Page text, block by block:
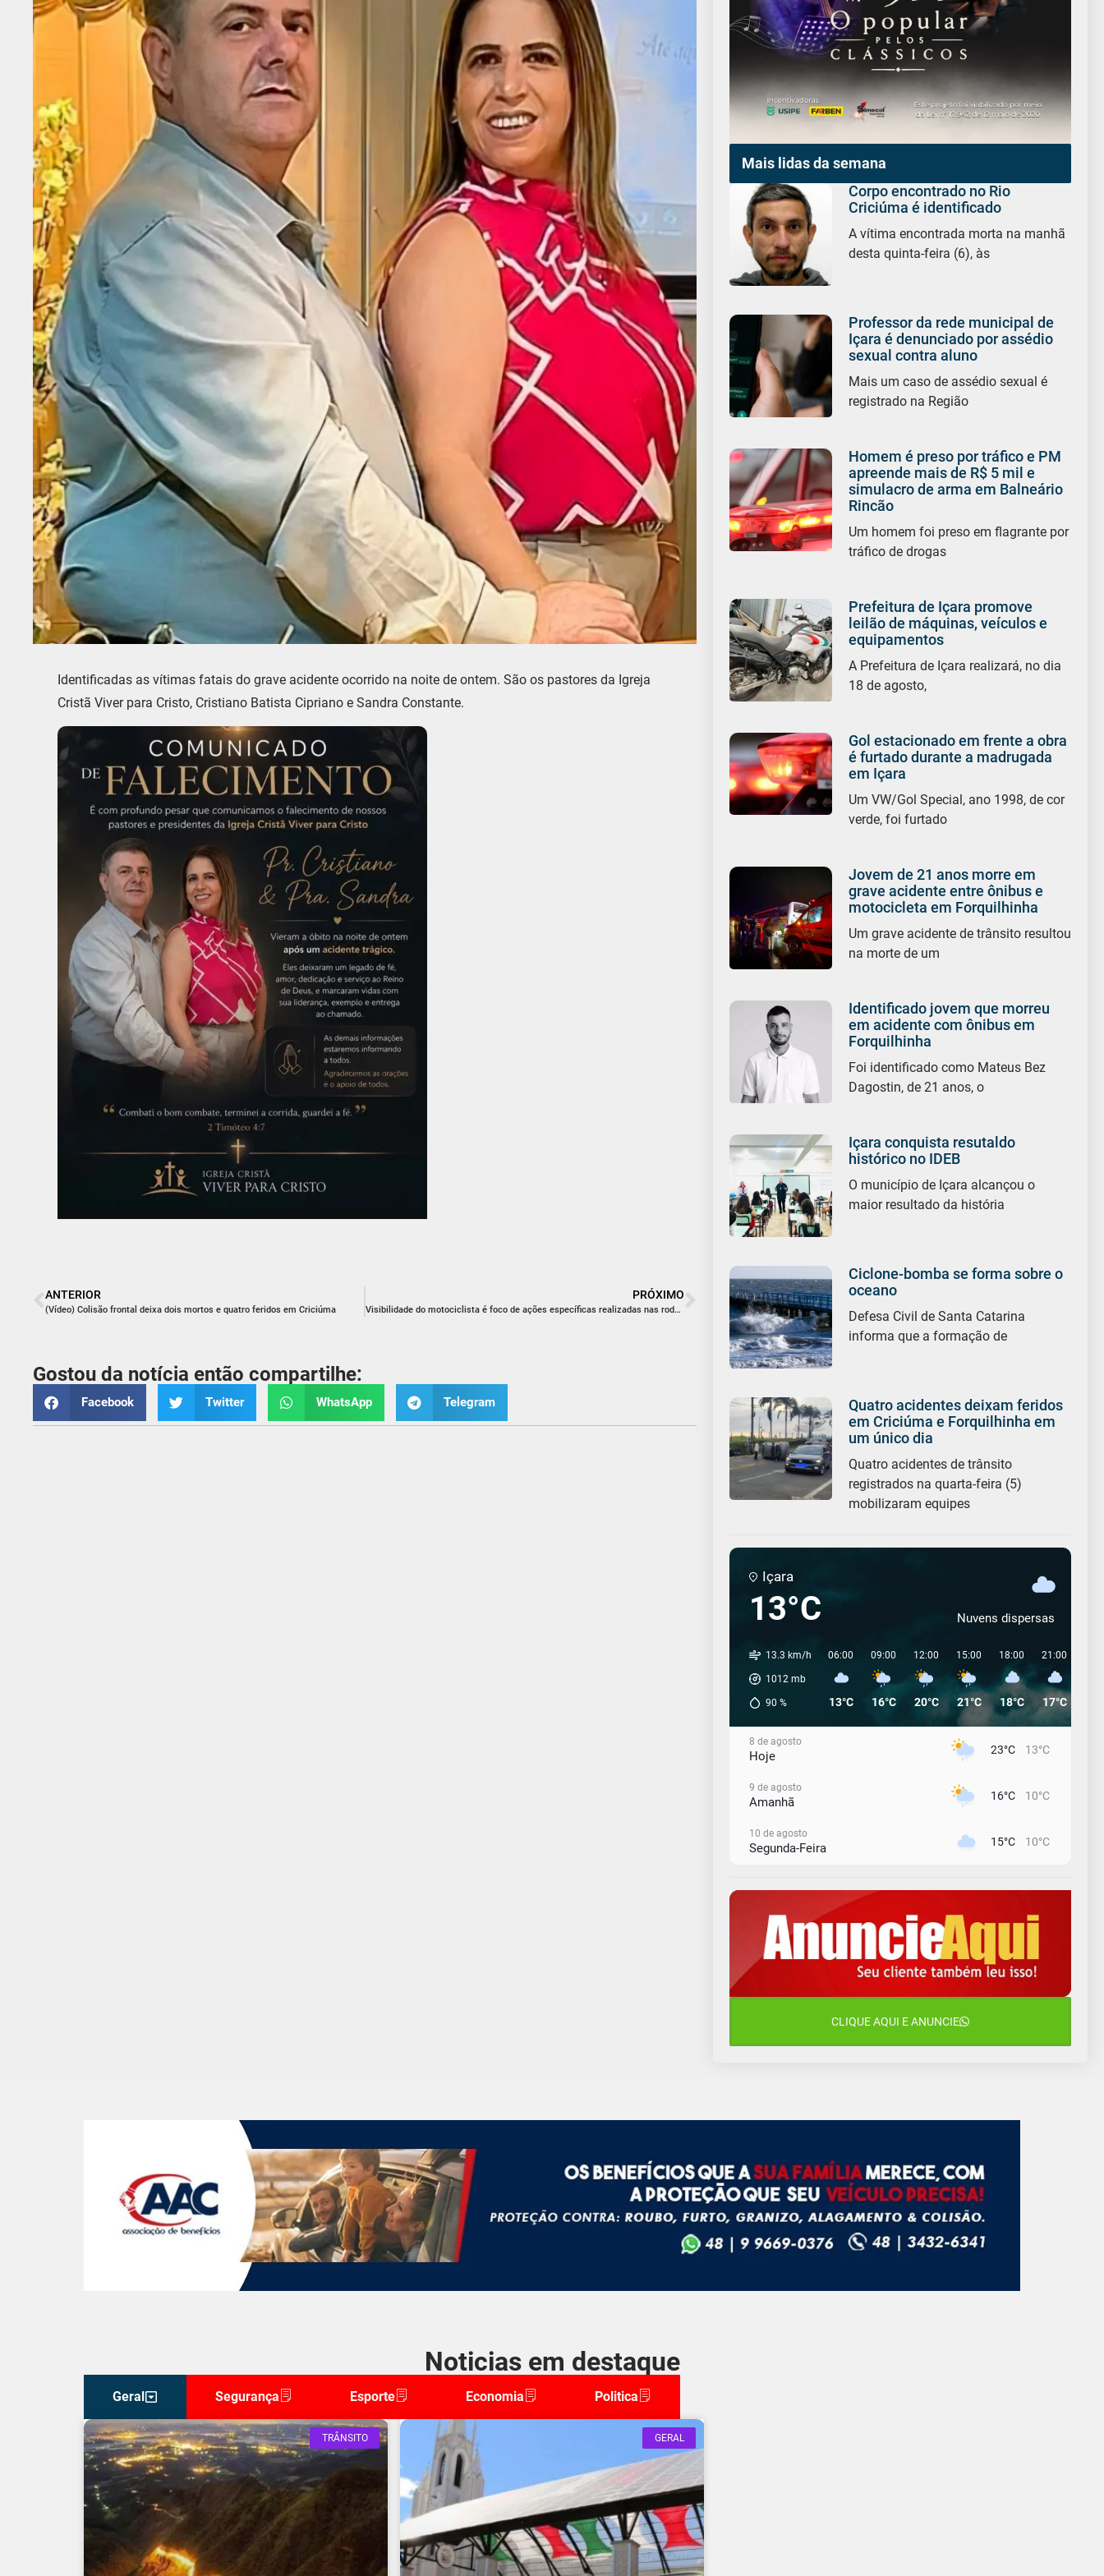
Identificadas as vítimas fatais do grave acidente ocorrido na noite de ontem. São os pastores da Igreja
Cristã Viver para Cristo, Cristiano Batista Cipriano e Sandra Constante.
ANTERIOR
(Vídeo) Colisão frontal deixa dois mortos e quatro feridos em Criciúma
PRÓXIMO
Visibilidade do motociclista é foco de ações específicas realizadas nas rodovias estaduais
Gostou da notícia então compartilhe:
Facebook Twitter WhatsApp Telegram
Mais lidas da semana
Corpo encontrado no Rio
Criciúma é identificado
A vítima encontrada morta na manhã
desta quinta-feira (6), às
Professor da rede municipal de
Içara é denunciado por assédio
sexual contra aluno
Mais um caso de assédio sexual é
registrado na Região
Homem é preso por tráfico e PM
apreende mais de R$ 5 mil e
simulacro de arma em Balneário
Rincão
Um homem foi preso em flagrante por
tráfico de drogas
Prefeitura de Içara promove
leilão de máquinas, veículos e
equipamentos
A Prefeitura de Içara realizará, no dia
18 de agosto,
Gol estacionado em frente a obra
é furtado durante a madrugada
em Içara
Um VW/Gol Special, ano 1998, de cor
verde, foi furtado
Jovem de 21 anos morre em
grave acidente entre ônibus e
motocicleta em Forquilhinha
Um grave acidente de trânsito resultou
na morte de um
Identificado jovem que morreu
em acidente com ônibus em
Forquilhinha
Foi identificado como Mateus Bez
Dagostin, de 21 anos, o
Içara conquista resutaldo
histórico no IDEB
O município de Içara alcançou o
maior resultado da história
Ciclone-bomba se forma sobre o
oceano
Defesa Civil de Santa Catarina
informa que a formação de
Quatro acidentes deixam feridos
em Criciúma e Forquilhinha em
um único dia
Quatro acidentes de trânsito
registrados na quarta-feira (5)
mobilizaram equipes
Içara
13°C Nuvens dispersas
13.3 km/h
1012mb
90 %
06:00
13°C
09:00
16°C
12:00
20°C
15:00
21°C
18:00
18°C
21:00
17°C
8 de agosto
Hoje 23°C 13°C
9 de agosto
Amanhã 16°C 10°C
10 de agosto
Segunda-Feira 15°C 10°C
Terça-Feira 12°C 11°C
12 de agosto
Quarta-Feira
13 de agosto
22°C 15°C
CLIQUE AQUI E ANUNCIE
Noticias em destaque
Geral Segurança Esporte Economia Politica
TRÂNSITO GERAL